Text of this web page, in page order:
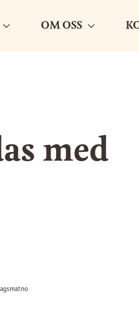
OM OSS
med